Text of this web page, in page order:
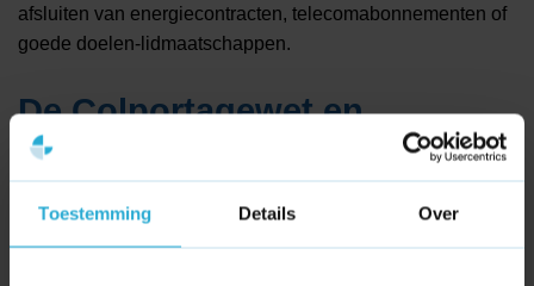
Toestemming Details Over
afsluiten van energiecontracten, telecomabonnementen of
goede doelen-lidmaatschappen.
De Colportagewet en
consumentenbescherming
Omdat consumenten bij colportage vaak overrompeld
kunnen worden door agressieve of uiterst geoefende